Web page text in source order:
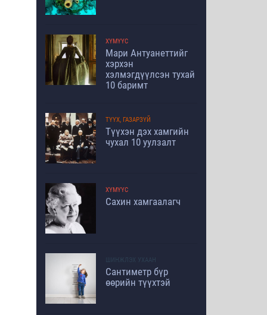
ХҮМҮҮС
Мари Антуанеттийг
хэрхэн
хэлмэгдүүлсэн тухай
10 баримт
ТҮҮХ, ГАЗАРЗҮЙ
Түүхэн дэх хамгийн
чухал 10 уулзалт
ХҮМҮҮС
Сахин хамгаалагч
ШИНЖЛЭХ УХААН
Сантиметр бүр
өөрийн түүхтэй